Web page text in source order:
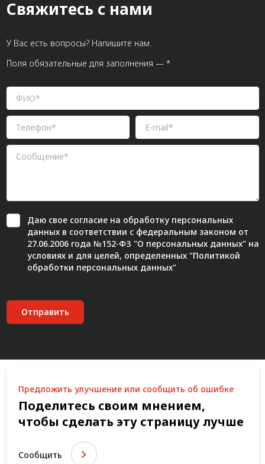
Свяжитесь с нами
У Вас есть вопросы? Напишите нам.
Поля обязательные для заполнения — *
Даю свое согласиена обработку персональных
данных в соответствии с федеральным законом от
27.06.2006 года №152-ФЗ "О персональных данных" на
условиях и для целей, определенных "Политикой
обработки персональных данных"
Отправить
Предложить улучшение или сообщить об ошибке
Поделитесь своим мнением,
чтобы сделать эту страницу лучше
Сообщить